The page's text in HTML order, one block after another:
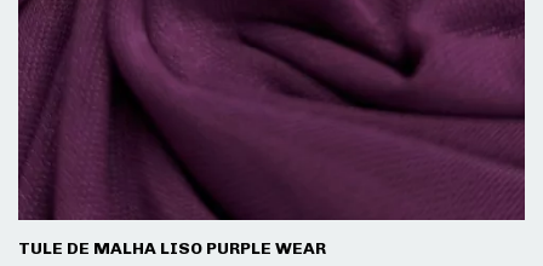
TULE DE MALHA LISO PURPLE WEAR